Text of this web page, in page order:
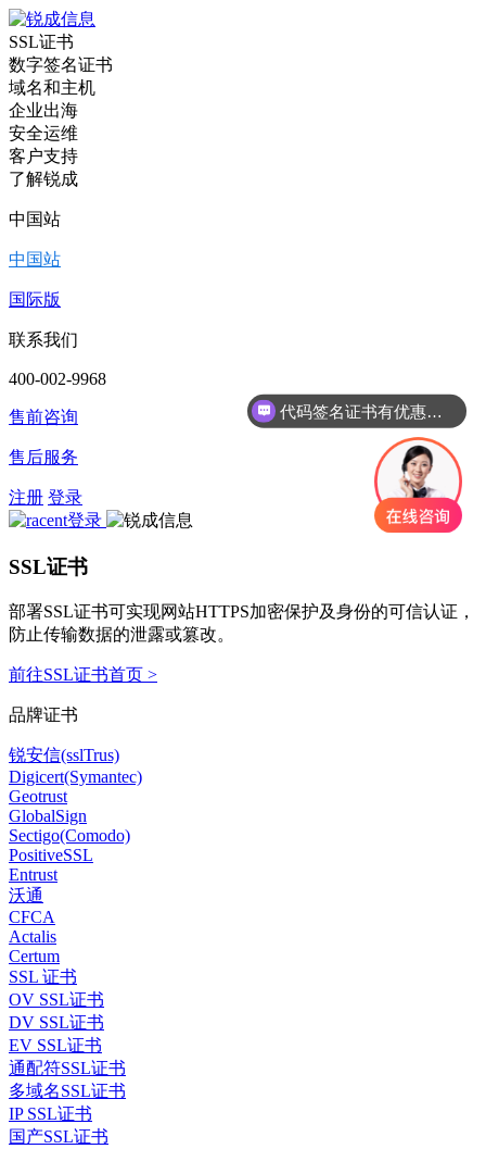
SSL证书
数字签名证书
域名和主机
企业出海
安全运维
客户支持
了解锐成
中国站
中国站
国际版
联系我们
400-002-9968
售前咨询
售后服务
注册 登录
SSL证书
部署SSL证书可实现网站HTTPS加密保护及身份的可信认证，
防止传输数据的泄露或篡改。
前往SSL证书首页 >
品牌证书
锐安信(sslTrus)
Digicert(Symantec)
Geotrust
GlobalSign
Sectigo(Comodo)
PositiveSSL
Entrust
沃通
CFCA
Actalis
Certum
SSL 证书
OV SSL证书
DV SSL证书
EV SSL证书
通配符SSL证书
多域名SSL证书
IP SSL证书
国产SSL证书
现在有优惠活动么？